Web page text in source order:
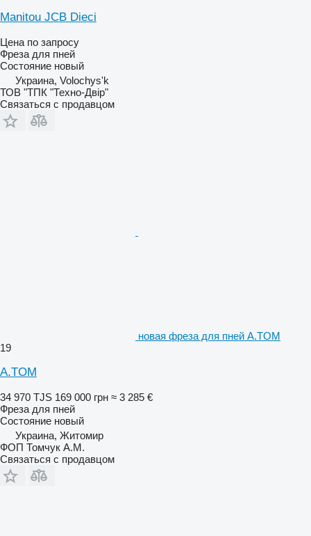
Manitou JCB Dieci
Цена по запросу
Фреза для пней
Состояние новый
Украина, Volochys'k
ТОВ "ТПК "Техно-Двір"
Связаться с продавцом
новая фреза для пней A.TOM
19
A.TOM
34 970 TJS 169 000 грн ≈ 3 285 €
Фреза для пней
Состояние новый
Украина, Житомир
ФОП Томчук А.М.
Связаться с продавцом